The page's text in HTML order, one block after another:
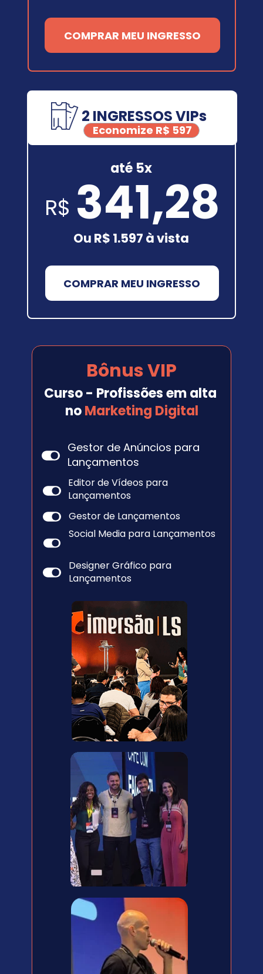
2 INGRESSOS VIPs
Economize R$ 597
até 5x
341,28
R$
Ou R$ 1.597 à vista
COMPRAR MEU INGRESSO
COMPRAR MEU INGRESSO
Bônus VIP
Curso - Profissões em alta
no Marketing Digital
Gestor de Anúncios para
Lançamentos
Editor de Vídeos para
Lançamentos
Gestor de Lançamentos
Social Media para Lançamentos
Designer Gráfico para
Lançamentos